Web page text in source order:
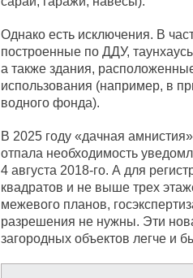
Однако есть исключения. В
построенные по ДДУ,
а также здания,
использования (например, в
водного фонда).
В 2025 году «дачная
отпала необходимость
4 августа 2018-го. А для
квадратов и не выше трех
межевого планов,
разрешения не нужны. Эти
загородных объектов легче и